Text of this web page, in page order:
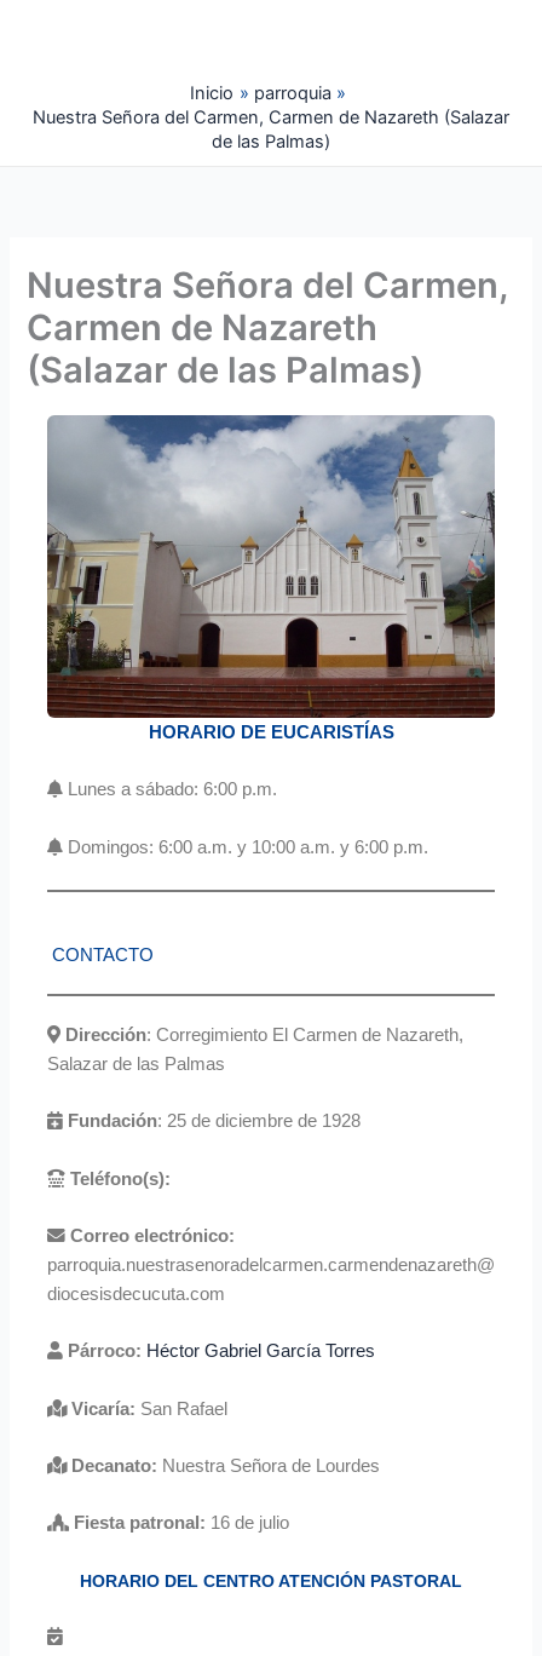
Inicio
parroquia
Nuestra Señora del Carmen, Carmen de Nazareth (Salazar
de las Palmas)
Nuestra Señora del Carmen,
Carmen de Nazareth
(Salazar de las Palmas)
HORARIO DE EUCARISTÍAS
Lunes a sábado: 6:00 p.m.
Domingos: 6:00 a.m. y 10:00 a.m. y 6:00 p.m.
CONTACTO
Dirección: Corregimiento El Carmen de Nazareth,
Salazar de las Palmas
Fundación: 25 de diciembre de 1928
Teléfono(s):
Correo electrónico:
parroquia.nuestrasenoradelcarmen.carmendenazareth@
diocesisdecucuta.com
Párroco: Héctor Gabriel García Torres
Vicaría: San Rafael
Decanato: Nuestra Señora de Lourdes
Fiesta patronal: 16 de julio
HORARIO DEL CENTRO ATENCIÓN PASTORAL